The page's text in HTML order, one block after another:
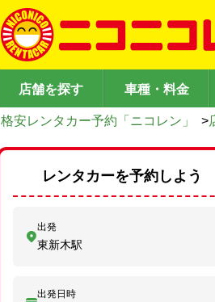
店舗を探す 車種・料金
格安レンタカー予約「ニコレン」 >
レンタカーを予約しよう
出発
東新木駅
出発日時